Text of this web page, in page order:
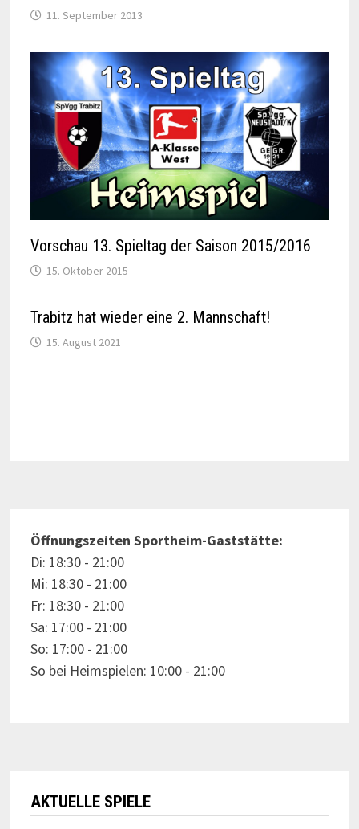
11. September 2013
Vorschau 13. Spieltag der Saison 2015/2016
15. Oktober 2015
Trabitz hat wieder eine 2. Mannschaft!
15. August 2021
Öffnungszeiten Sportheim-Gaststätte:
Di: 18:30 - 21:00
Mi: 18:30 - 21:00
Fr: 18:30 - 21:00
Sa: 17:00 - 21:00
So: 17:00 - 21:00
So bei Heimspielen: 10:00 - 21:00
AKTUELLE SPIELE